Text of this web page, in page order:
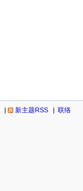
新主题RSS 联络